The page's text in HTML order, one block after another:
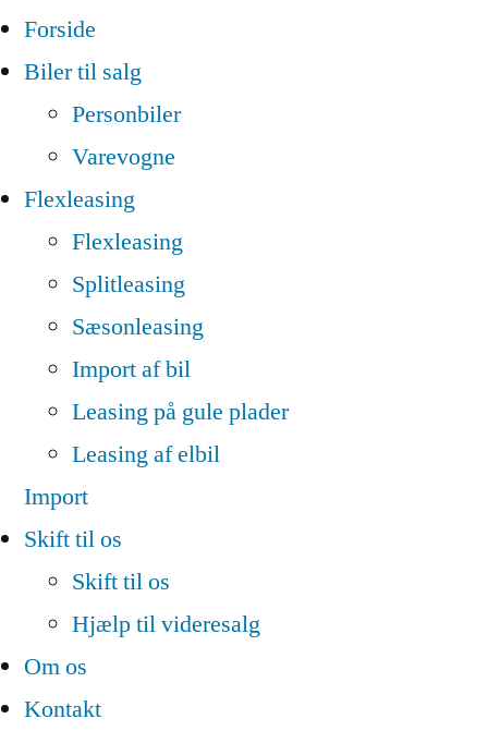
Forside
Biler til salg
Personbiler
Varevogne
Flexleasing
Flexleasing
Splitleasing
Sæsonleasing
Import af bil
Leasing på gule plader
Leasing af elbil
Import
Skift til os
Skift til os
Hjælp til videresalg
Om os
Kontakt